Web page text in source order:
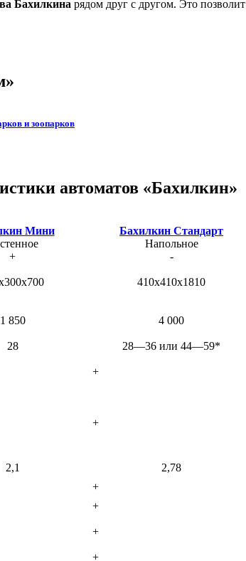
Бахилкина рядом друг с другом. Это
и зоопарков
автоматов «Бахилкин»
Мини
Бахилкин Стандарт
Напольное
+
-
410x410x1810
1 850 4 000
28
28—36 или 44—59*
+
+
2,1
2,78
+
+
+
+